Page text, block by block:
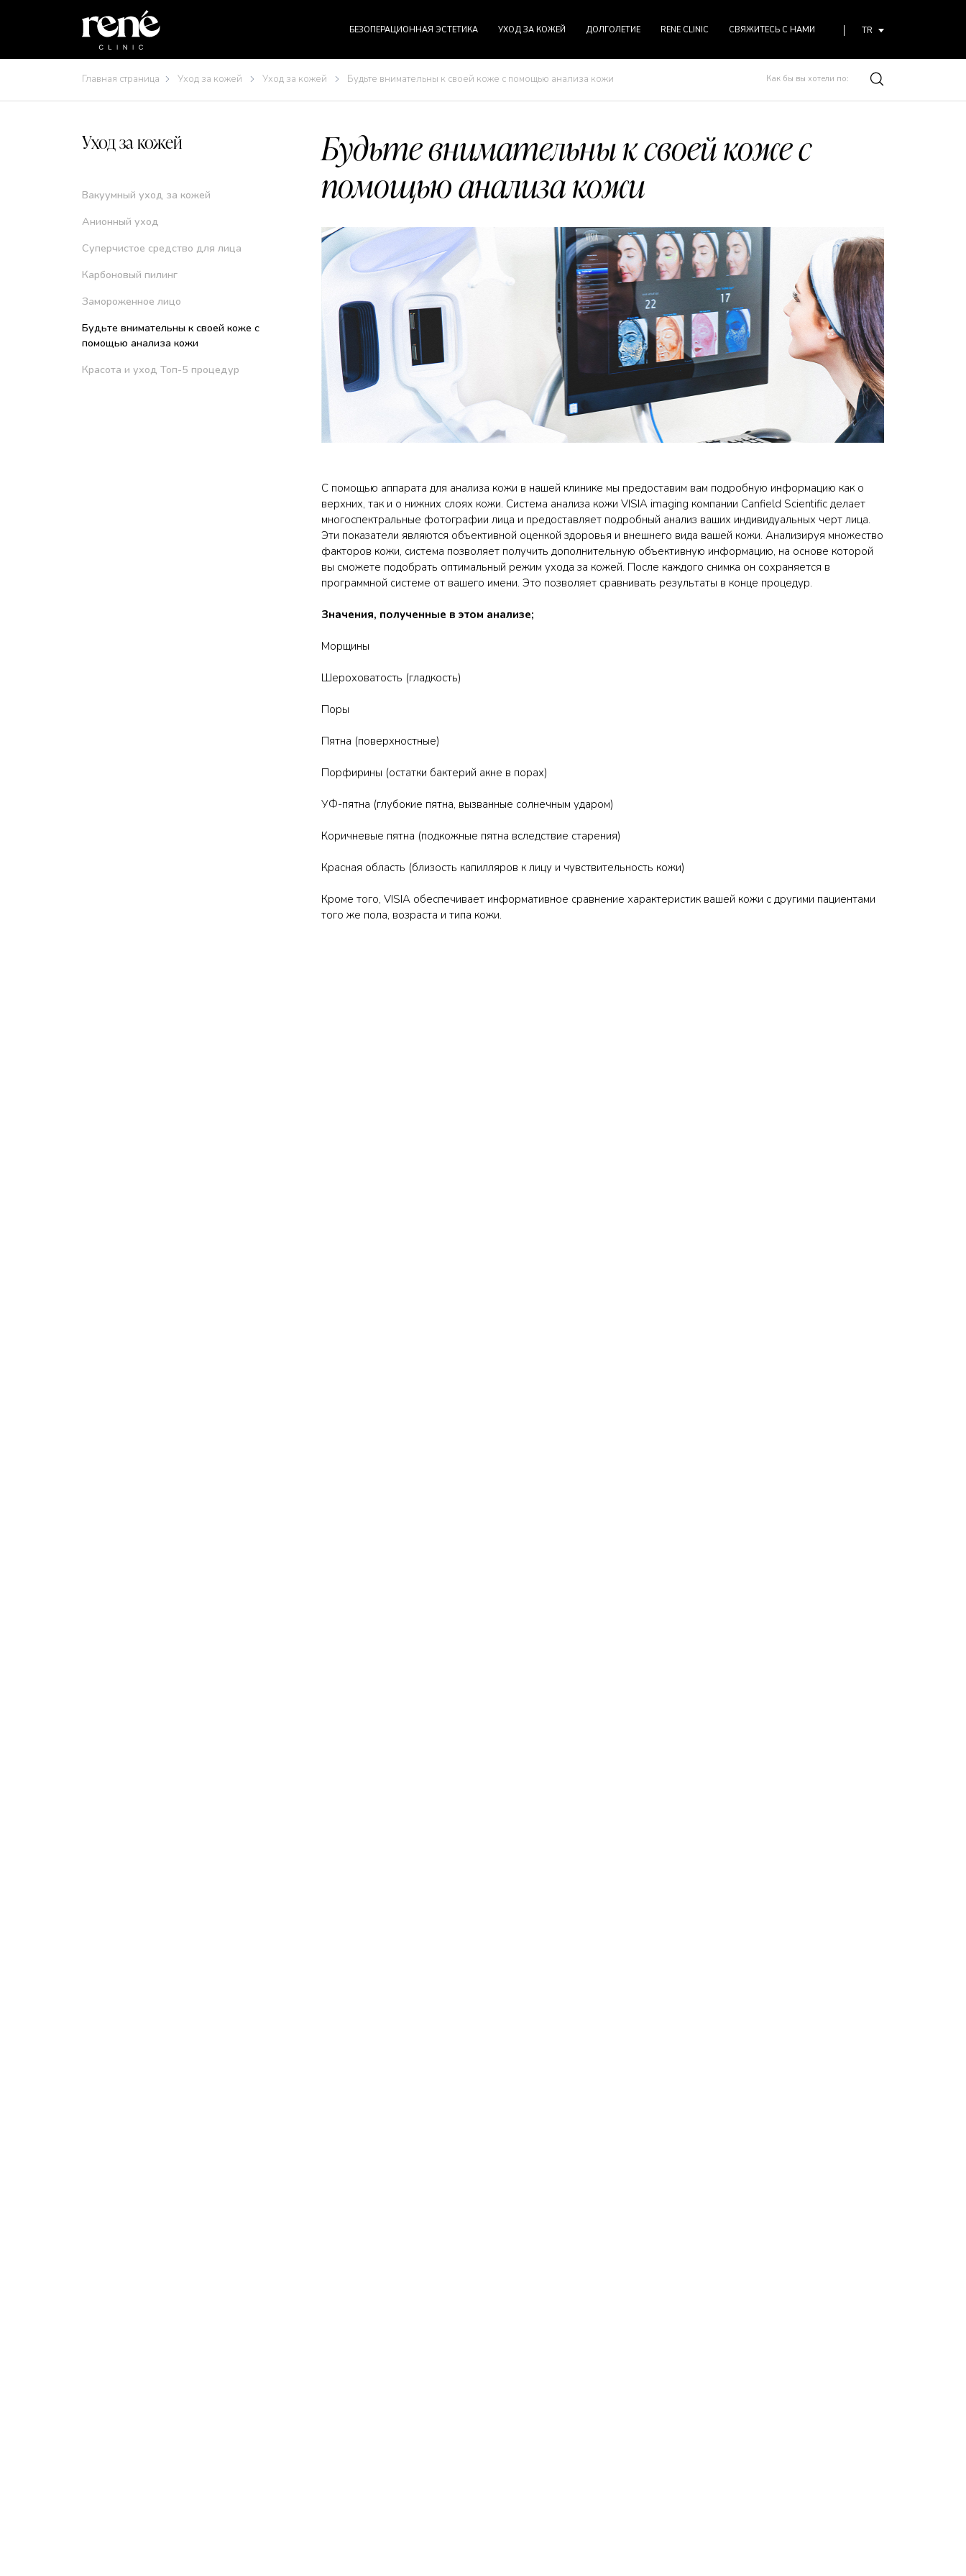
БЕЗОПЕРАЦИОННАЯ ЭСТЕТИКА УХОД ЗА КОЖЕЙ ДОЛГОЛЕТИЕ RENE CLINIC СВЯЖИТЕСЬ С НАМИ TR
Главная страница Уход за кожей Уход за кожей Будьте внимательны к своей коже с помощью анализа кожи
Уход за кожей
Вакуумный уход за кожей
Анионный уход
Суперчистое средство для лица
Карбоновый пилинг
Замороженное лицо
Будьте внимательны к своей коже с
помощью анализа кожи
Красота и уход Топ-5 процедур
Будьте внимательны к своей коже с
помощью анализа кожи
С помощью аппарата для анализа кожи в нашей клинике мы предоставим вам подробную информацию как о
верхних, так и о нижних слоях кожи. Система анализа кожи VISIA imaging компании Canfield Scientific делает
многоспектральные фотографии лица и предоставляет подробный анализ ваших индивидуальных черт лица.
Эти показатели являются объективной оценкой здоровья и внешнего вида вашей кожи. Анализируя множество
факторов кожи, система позволяет получить дополнительную объективную информацию, на основе которой
вы сможете подобрать оптимальный режим ухода за кожей. После каждого снимка он сохраняется в
программной системе от вашего имени. Это позволяет сравнивать результаты в конце процедур.
Значения, полученные в этом анализе;
Морщины
Шероховатость (гладкость)
Поры
Пятна (поверхностные)
Порфирины (остатки бактерий акне в порах)
УФ-пятна (глубокие пятна, вызванные солнечным ударом)
Коричневые пятна (подкожные пятна вследствие старения)
Красная область (близость капилляров к лицу и чувствительность кожи)
Кроме того, VISIA обеспечивает информативное сравнение характеристик вашей кожи с другими пациентами
того же пола, возраста и типа кожи.